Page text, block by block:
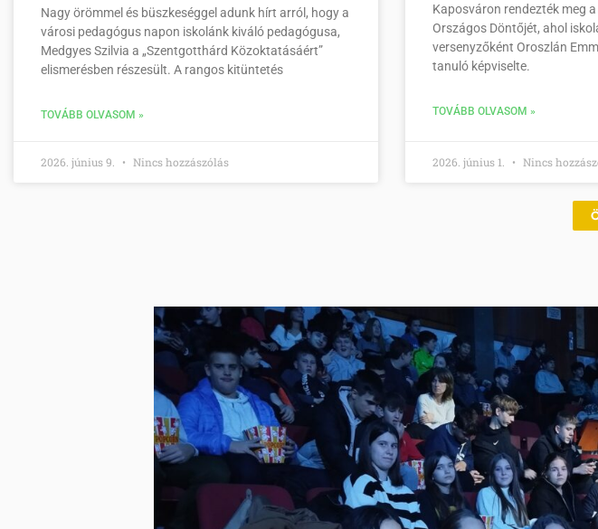
Nagy örömmel és büszkeséggel adunk hírt arról, hogy a
városi pedagógus napon iskolánk kiváló pedagógusa,
Medgyes Szilvia a „Szentgotthárd Közoktatásáért”
elismerésben részesült. A rangos kitüntetés
TOVÁBB OLVASOM »
2026. június 9. Nincs hozzászólás
Kaposváron rendezték meg
Országos Döntőjét, ahol
versenyzőként Oroszlán
tanuló képviselte.
TOVÁBB OLVASOM »
2026. június 1. Nincs